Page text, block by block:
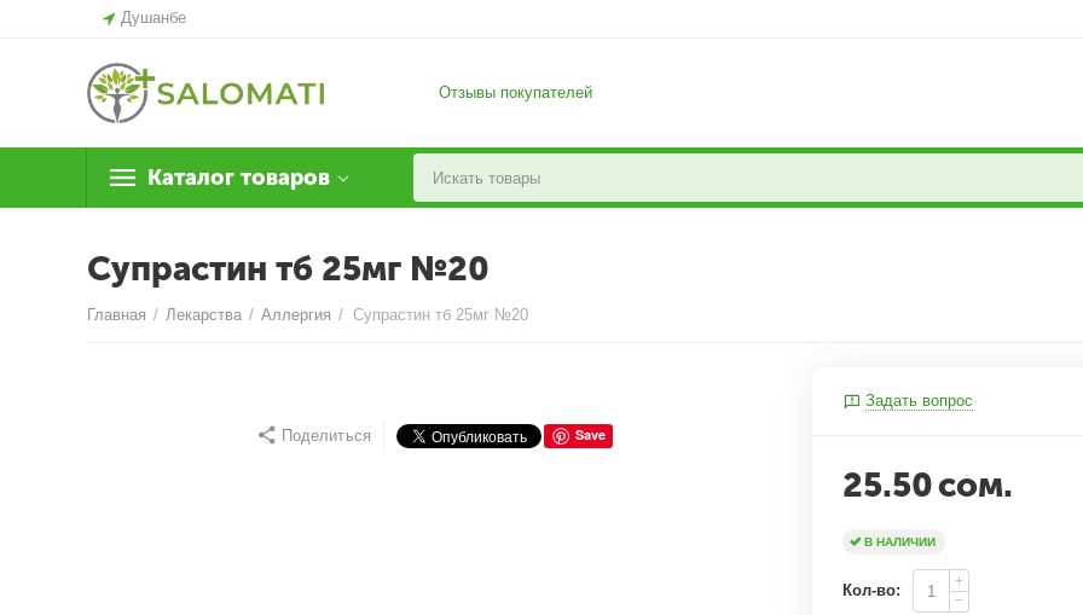
Душанбе
Отзывы покупателей
Каталог товаров
Супрастин тб 25мг №20
Главная / Лекарства / Аллергия / Супрастин тб 25мг №20
Поделиться Save
Задать вопрос
25.50сом.
В НАЛИЧИИ
Кол-во:
+
−